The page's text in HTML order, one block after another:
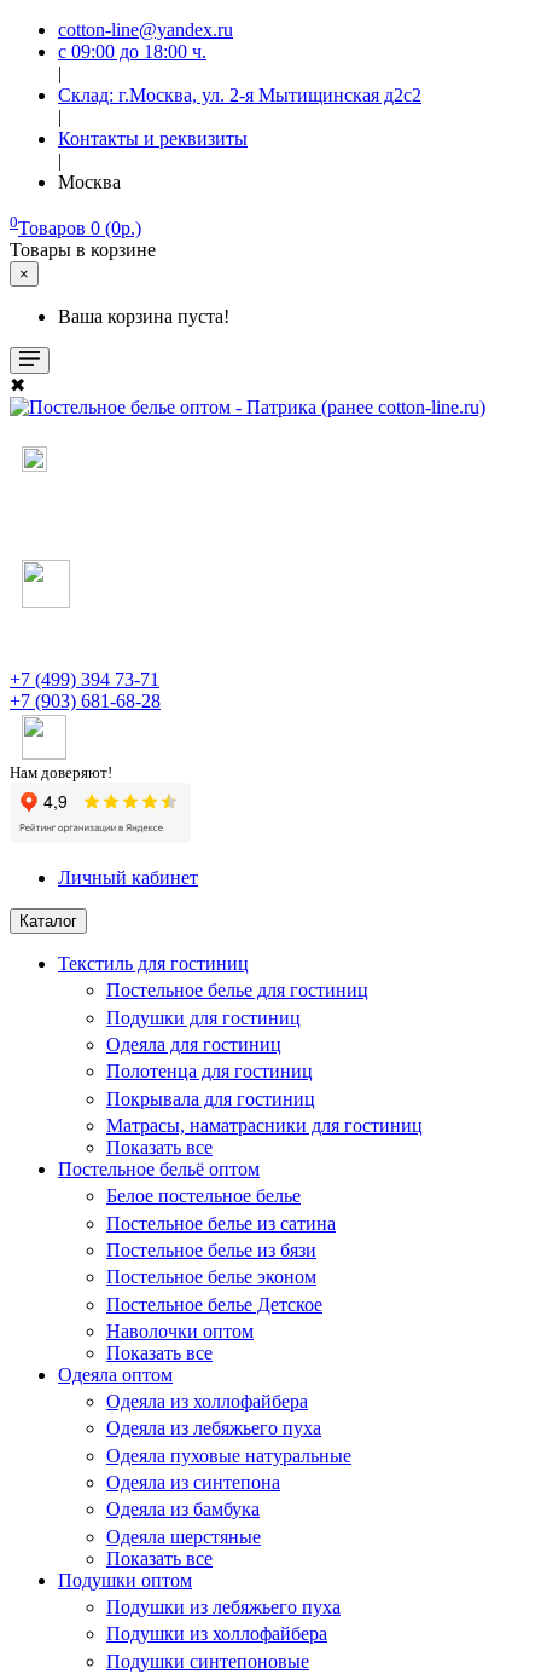
cotton-line@yandex.ru
с 09:00 до 18:00 ч.
|
Склад: г.Москва, ул. 2-я Мытищинская д2с2
|
Контакты и реквизиты
|
Москва
0Товаров 0 (0р.)
Товары в корзине
×
Ваша корзина пуста!
✖
+7 (499) 394 73-71
+7 (903) 681-68-28
Нам доверяют!
Личный кабинет
Каталог
Текстиль для гостиниц
Постельное белье для гостиниц
Подушки для гостиниц
Одеяла для гостиниц
Полотенца для гостиниц
Покрывала для гостиниц
Матрасы, наматрасники для гостиниц
Показать все
Постельное бельё оптом
Белое постельное белье
Постельное белье из сатина
Постельное белье из бязи
Постельное белье эконом
Постельное белье Детское
Наволочки оптом
Показать все
Одеяла оптом
Одеяла из холлофайбера
Одеяла из лебяжьего пуха
Одеяла пуховые натуральные
Одеяла из синтепона
Одеяла из бамбука
Одеяла шерстяные
Показать все
Подушки оптом
Подушки из лебяжьего пуха
Подушки из холлофайбера
Подушки синтепоновые